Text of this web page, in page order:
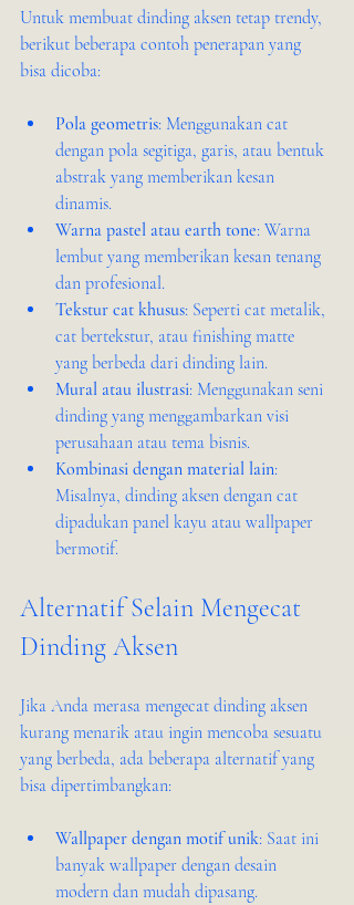
Untuk membuat dinding aksen tetap trendy,
berikut beberapa contoh penerapan yang
bisa dicoba:
Pola geometris: Menggunakan cat
dengan pola segitiga, garis, atau bentuk
abstrak yang memberikan kesan
dinamis.
Warna pastel atau earth tone: Warna
lembut yang memberikan kesan tenang
dan profesional.
Tekstur cat khusus: Seperti cat metalik,
cat bertekstur, atau finishing matte
yang berbeda dari dinding lain.
Mural atau ilustrasi: Menggunakan seni
dinding yang menggambarkan visi
perusahaan atau tema bisnis.
Kombinasi dengan material lain:
Misalnya, dinding aksen dengan cat
dipadukan panel kayu atau wallpaper
bermotif.
Alternatif Selain Mengecat
Dinding Aksen
Jika Anda merasa mengecat dinding aksen
kurang menarik atau ingin mencoba sesuatu
yang berbeda, ada beberapa alternatif yang
bisa dipertimbangkan:
Wallpaper dengan motif unik: Saat ini
banyak wallpaper dengan desain
modern dan mudah dipasang.